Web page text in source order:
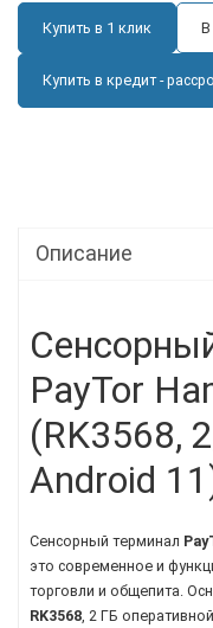
Купить в 1 клик В
Купить в кредит -
Описание
PayTor
(RK3568,
Android
Сенсорный терминал
это современное и
торговли и общепита.
RK3568, 2 ГБ